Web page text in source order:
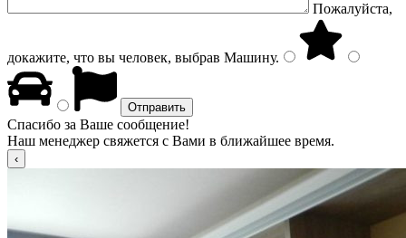
Пожалуйста,
докажите, что вы человек, выбрав Машину.
Спасибо за Ваше сообщение!
Наш менеджер свяжется с Вами в ближайшее время.